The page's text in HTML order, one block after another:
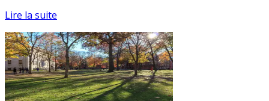
Lire la suite